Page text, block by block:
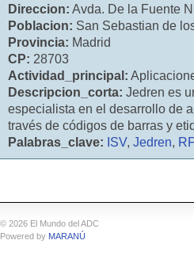
Direccion: Avda. De la Fuente
Poblacion: San Sebastian de
Provincia: Madrid
CP: 28703
Actividad_principal:
Descripcion_corta: Jedren es
especialista en el desarrollo de
través de códigos de barras y
Palabras_clave: ISV, Jedren,
© 2026 El Mundo del ADC
Powered by MARANÚ